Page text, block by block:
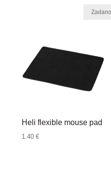
Heli flexible mouse pad
1.40 €